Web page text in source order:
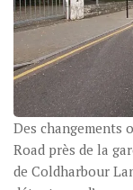
Des changements
Road près de la
de Coldharbour